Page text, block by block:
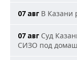
07 авг В Казани
07 авг Суд
СИЗО под